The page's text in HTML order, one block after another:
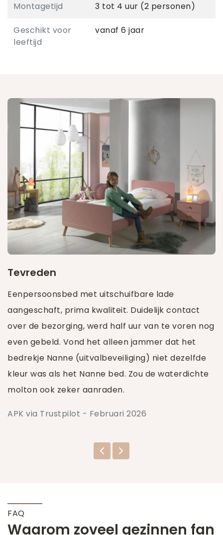
Montagetijd 3 tot 4 uur (2 personen)
Geschikt voor
leeftijd
vanaf 6 jaar
Tevreden
Eenpersoonsbed met uitschuifbare lade
aangeschaft, prima kwaliteit. Duidelijk contact
over de bezorging, werd half uur van te voren nog
even gebeld. Vond het alleen jammer dat het
bedrekje Nanne (uitvalbeveiliging) niet dezelfde
kleur was als het Nanne bed. Zou de waterdichte
molton ook zeker aanraden.
APK via Trustpilot - Februari 2026
FAQ
Waarom zoveel gezinnen fan